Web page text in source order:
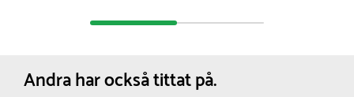
Andra har också tittat på.